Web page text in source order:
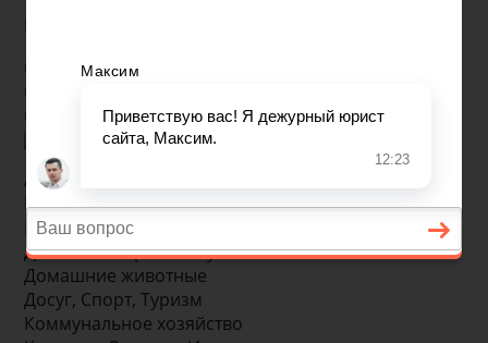
по названию или ключевой фразе
по телефону
по адресу
Администрации, Службы
Безопасность, Охрана
Бизнес, Финансы, Юр.услуги, Ипотека
Детские товары и Услуги
Домашние животные
Досуг, Спорт, Туризм
Коммунальное хозяйство